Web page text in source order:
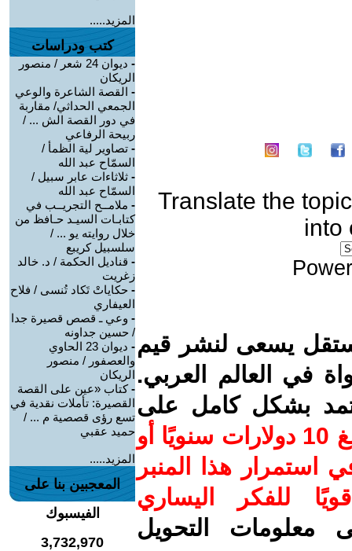
Translate the topic
into
يسعى لنشر قيم
في العالم العربي.
بشكل كامل على
ساهم/ي معنا! بدعمكم بمبلغ 10 دولارات سنويًا أو
استمرار هذا المنبر
للفكر اليساري
معلومات التحويل
المزيد.....
كتب ودراسات
-
ديوان 24 شعر / منصور
الريكان
- القصة الشاعرة والوعي
الجمعي الحداثي/ مقاربة
في دور القصة الش ... /
ربيحة الرفاعي
- تصاوير لية الظمأ /
السمّاح عبد الله
- ثلاثاءات عابر سبيل /
السمّاح عبد الله
- ملامــح التجريــب في
كتابـات السيـد حـافظ من
خلال روايته يو ... /
سلسبيل كريبع
- قناديل الحكمة / د. خالد
زغريت
- حكاياتْ تَكاد تُنسى / فلاح
العيفاري
- وعي ـ قصص قصيرة جدا
/ حسين جداونه
-
ديوان 23 الحاوي
والعصفور / منصور
الريكان
-كتاب «عين على القصة
القصيرة: تأملات نقدية في
تسع رؤى قصصية م ... /
حميد عقبي
المزيد.....
المعجبين بنا على
الفيسبوك
3,732,970